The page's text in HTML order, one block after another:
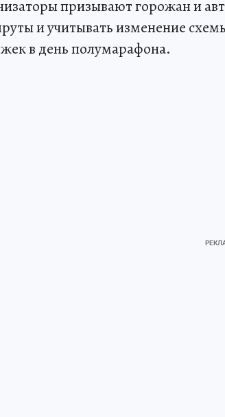
призывают горожан и
и учитывать изменение
в день полумарафона.